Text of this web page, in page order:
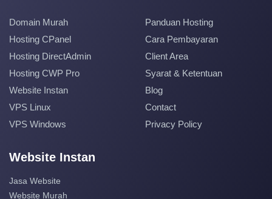
Domain Murah
Hosting CPanel
Hosting DirectAdmin
Hosting CWP Pro
Website Instan
VPS Linux
VPS Windows
Panduan Hosting
Cara Pembayaran
Client Area
Syarat & Ketentuan
Blog
Contact
Privacy Policy
Website Instan
Jasa Website
Website Murah